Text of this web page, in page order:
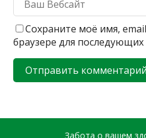
Сохраните моё имя,
браузере для
Забота о вашем